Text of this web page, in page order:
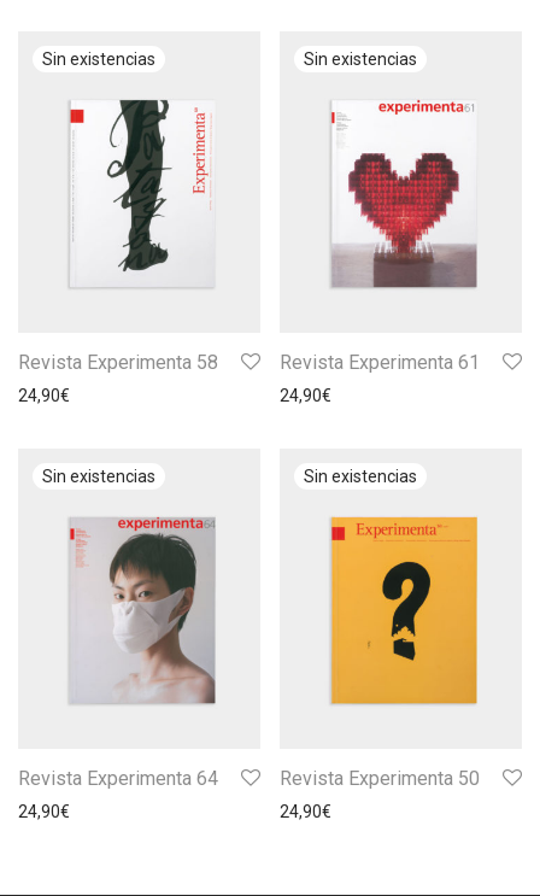
Revista Experimenta 58
24,90€
Revista Experimenta 61
24,90€
Revista Experimenta 64
24,90€
Revista Experimenta 50
24,90€